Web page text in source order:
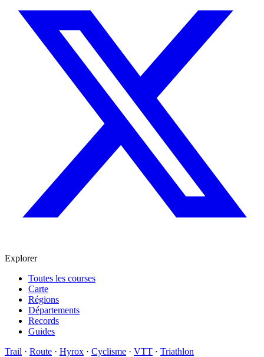
Explorer
Toutes les courses
Carte
Régions
Départements
Records
Guides
Trail · Route · Hyrox · Cyclisme · VTT · Triathlon